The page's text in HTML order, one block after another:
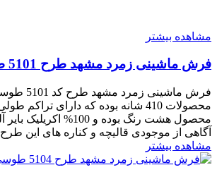
مشاهده بیشتر
فرش ماشینی زمرد مشهد طرح 5101 طوسی
فرش ماشینی
محصول هشت رنگ بوده و
آگاهی از موجودی قالیچه و کناره های این
مشاهده بیشتر